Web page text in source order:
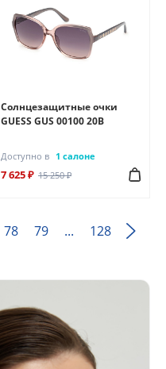
Солнцезащитные очки
GUESS GUS 00100 20В
Доступно в 1 салоне
7 625 ₽ 15 250 ₽
78 79 ... 128